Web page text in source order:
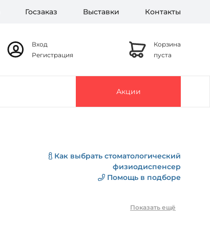
Госзаказ Выставки Контакты
Вход
Регистрация
Корзина
пуста
Акции
Как выбрать стоматологический
физиодиспенсер
Помощь в подборе
Показать ещё